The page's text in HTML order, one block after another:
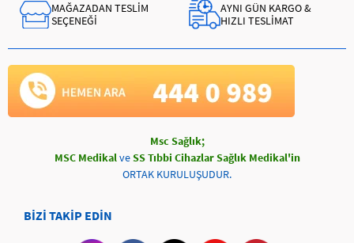
MAĞAZADAN TESLİM
SEÇENEĞİ
AYNI GÜN KARGO &
HIZLI TESLİMAT
Msc Sağlık;
MSC MedikalveSS Tıbbi Cihazlar Sağlık Medikal'in
ORTAK KURULUŞUDUR.
BİZİ TAKİP EDİN